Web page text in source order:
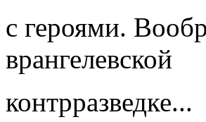
с героями.
врангелевской
контрразведке...